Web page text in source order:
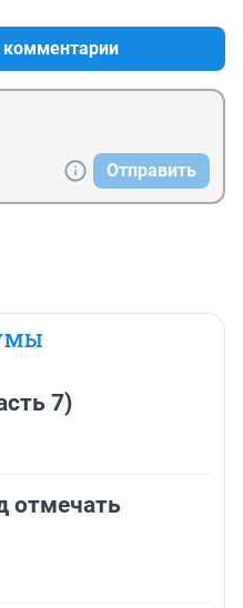
комментарии
Отправить
7)
отмечать